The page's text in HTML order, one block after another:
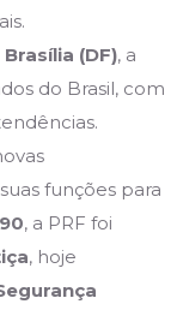
Brasília (DF), a
do Brasil, com
funções para
, a PRF foi
, hoje